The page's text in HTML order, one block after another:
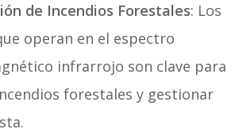
de Incendios Forestales: Los
operan en el espectro
infrarrojo son clave para
forestales y gestionar